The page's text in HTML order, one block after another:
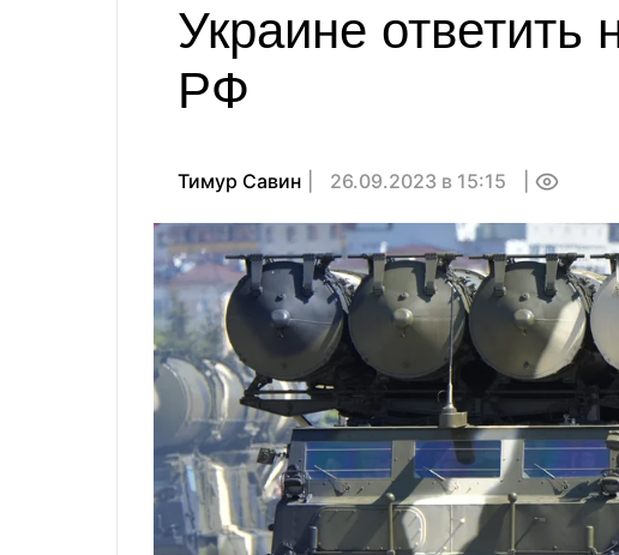
Украине
РФ
Тимур Савин 26.09.2023 в 15:15